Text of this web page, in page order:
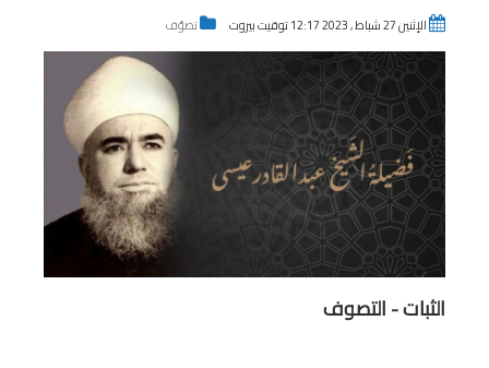
الإثنين 27 شباط , 2023 12:17 توقيت بيروت تصوّف
الثبات - التصوف